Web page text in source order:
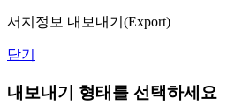
서지정보 내보내기(Export)
닫기
내보내기 형태를 선택하세요